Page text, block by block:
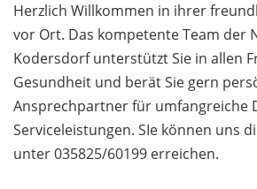
Herzlich Willkommen in ihrer
vor Ort. Das kompetente Team der
Kodersdorf unterstützt Sie in allen
Gesundheit und berät Sie gern
Ansprechpartner für umfangreiche
Serviceleistungen. SIe können uns
unter 035825/60199 erreichen.